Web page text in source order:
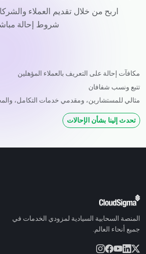
شروط إحالة
مكافآت إحالة على التعريف بالعملاء المؤهلين
تتبع ونسب شفافان
مثالي للمستشارين، ومقدمي خدمات التكامل،
تحدث إلينا بشأن الإحالات
المنصة السحابية السيادية لمزودي الخدمات في
جميع أنحاء العالم.